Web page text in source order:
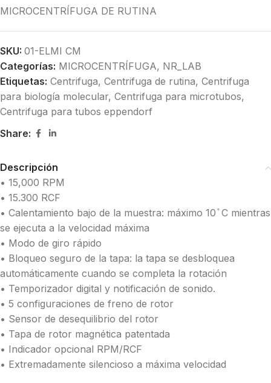
MICROCENTRÍFUGA DE RUTINA
SKU: 01-ELMI CM
Categorías: MICROCENTRÍFUGA, NR_LAB
Etiquetas: Centrifuga, Centrifuga de rutina, Centrifuga
para biología molecular, Centrifuga para microtubos,
Centrifuga para tubos eppendorf
Share:
Descripción
• 15,000 RPM
• 15.300 RCF
• Calentamiento bajo de la muestra: máximo 10 ̊ C mientras
se ejecuta a la velocidad máxima
• Modo de giro rápido
• Bloqueo seguro de la tapa: la tapa se desbloquea
automáticamente cuando se completa la rotación
• Temporizador digital y notificación de sonido.
• 5 configuraciones de freno de rotor
• Sensor de desequilibrio del rotor
• Tapa de rotor magnética patentada
• Indicador opcional RPM/RCF
• Extremadamente silencioso a máxima velocidad